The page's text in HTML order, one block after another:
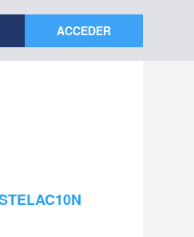
ACCEDER